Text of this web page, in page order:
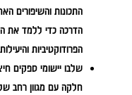
הדרכה כדי ללמד את
הפרודוקטיביות
שלבו יישומי ספקים
חלקה עם מגוון רחב